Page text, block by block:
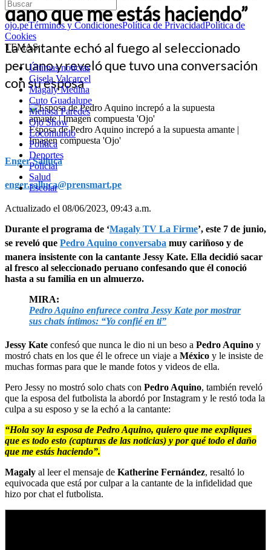
ojo.peTérminos y CondicionesPolítica de PrivacidadPolítica de
Cookies
TEMAS:
Últimas noticias
Gisela Valcarcel
Magaly Medina
Cuto Guadalupe
Melissa Paredes
Ojo Show
Locomundo
Política
Deportes
Policial
Salud
Escolar
daño que me estás haciendo”
La cantante echó al fuego al seleccionado
peruano y reveló que tuvo una conversación
con su esposa
Esposa de Pedro Aquino increpó a la supuesta amante |
Imagen compuesta 'Ojo'
Enger Salluca
enger.salluca@prensmart.pe
Actualizado el 08/06/2023, 09:43 a.m.
Durante el programa de ‘Magaly TV La Firme’, este 7 de junio,
se reveló que Pedro Aquino conversaba muy cariñoso y de
manera insistente con la cantante Jessy Kate. Ella decidió sacar
al fresco al seleccionado peruano confesando que él conoció
hasta a su familia en un almuerzo.
MIRA:
Pedro Aquino enfurece contra Jessy Kate por mostrar
sus chats íntimos: “Yo confié en ti”
Jessy Kate confesó que nunca le dio ni un beso a Pedro Aquino y
mostró chats en los que él le ofrece un viaje a México y le insiste de
muchas formas para que le mande fotos y videos de ella.
Pero Jessy no mostró solo chats con Pedro Aquino, también reveló
que la esposa del futbolista la abordó por Instagram y le restó toda la
culpa a su esposo y se la echó a la cantante:
“Hola soy la esposa de Pedro Aquino, quiero que me expliques
que es todo esto (capturas de las noticias) y por qué todo el daño
que me estás haciendo”.
Magaly al leer el mensaje de Katherine Fernández, resaltó lo
equivocada que está por culpar a la cantante de la infidelidad que
hizo por chat el futbolista.